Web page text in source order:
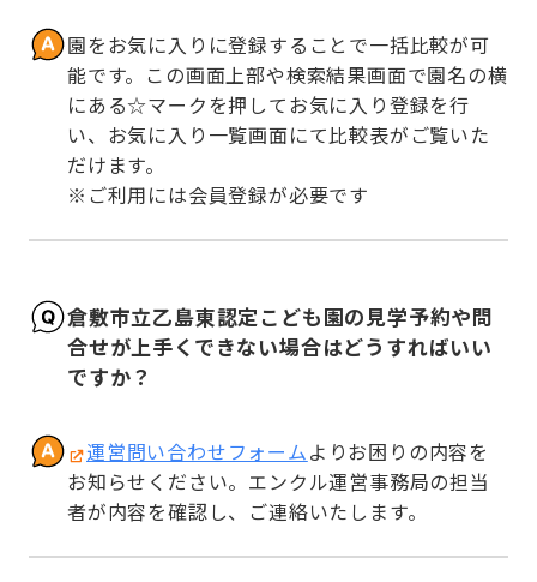
園をお気に入りに登録することで一括比較が可
能です。この画面上部や検索結果画面で園名の横
にある☆マークを押してお気に入り登録を行
い、お気に入り一覧画面にて比較表がご覧いた
だけます。
※ご利用には会員登録が必要です
倉敷市立乙島東認定こども園の見学予約や問
合せが上手くできない場合はどうすればいい
ですか？
運営問い合わせフォームよりお困りの内容を
お知らせください。エンクル運営事務局の担当
者が内容を確認し、ご連絡いたします。